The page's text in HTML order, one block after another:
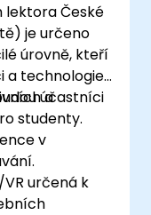
lektora České
je určeno
úrovně, kteří
a technologie
a
studenty.
účastníci
v
určená k